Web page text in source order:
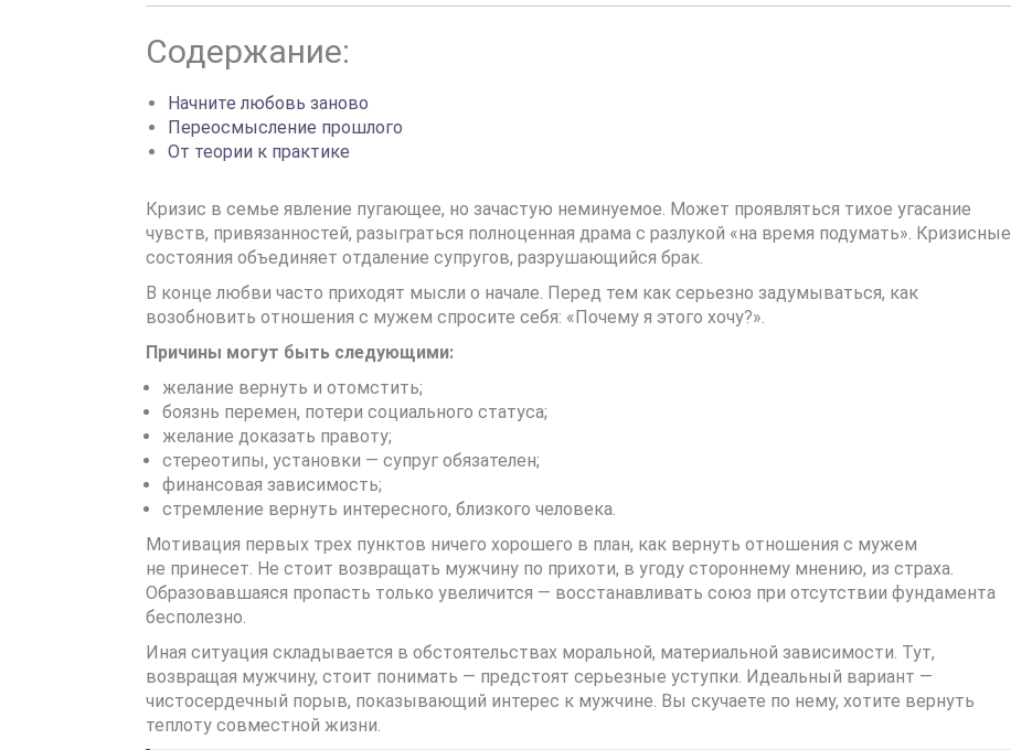
Содержание:
Начните любовь заново
Переосмысление прошлого
От теории к практике
Кризис в семье явление пугающее, но зачастую неминуемое. Может проявляться тихое угасание
чувств, привязанностей, разыграться полноценная драма с разлукой «на время подумать». Кризисные
состояния объединяет отдаление супругов, разрушающийся брак.
В конце любви часто приходят мысли о начале. Перед тем как серьезно задумываться, как
возобновить отношения с мужем спросите себя: «Почему я этого хочу?».
Причины могут быть следующими:
желание вернуть и отомстить;
боязнь перемен, потери социального статуса;
желание доказать правоту;
стереотипы, установки — супруг обязателен;
финансовая зависимость;
стремление вернуть интересного, близкого человека.
Мотивация первых трех пунктов ничего хорошего в план, как вернуть отношения с мужем
не принесет. Не стоит возвращать мужчину по прихоти, в угоду стороннему мнению, из страха.
Образовавшаяся пропасть только увеличится — восстанавливать союз при отсутствии фундамента
бесполезно.
Иная ситуация складывается в обстоятельствах моральной, материальной зависимости. Тут,
возвращая мужчину, стоит понимать — предстоят серьезные уступки. Идеальный вариант —
чистосердечный порыв, показывающий интерес к мужчине. Вы скучаете по нему, хотите вернуть
теплоту совместной жизни.